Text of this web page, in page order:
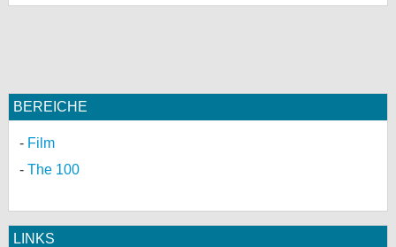
BEREICHE
Film
The 100
LINKS